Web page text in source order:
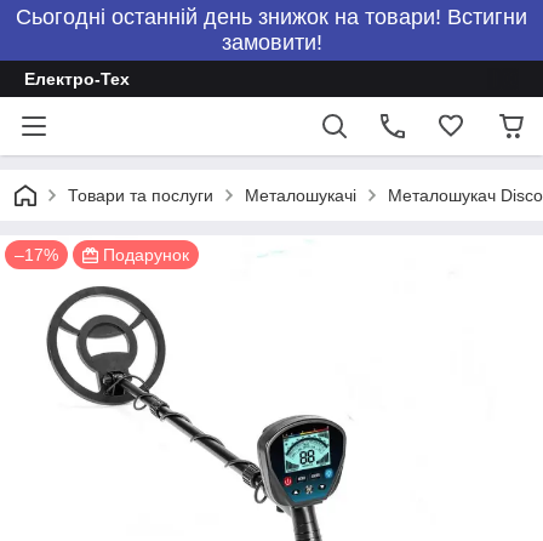
Сьогодні останній день знижок на товари! Встигни
замовити!
Електро-Тех
Товари та послуги Металошукачі Металошукач
–17% Подарунок